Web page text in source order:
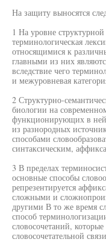
На защиту выносятся
1 На уровне
терминологическая
относящимися к
главными из них
вследствие чего
и межуровневая
2 Структурно-
биологии на
функционирующих в
из разнородных
способами
синтаксическим,
3 В пределах
основные способы
репрезентируется
сложными и
другими В то же время
способ
словосочетаний,
словосочетательной